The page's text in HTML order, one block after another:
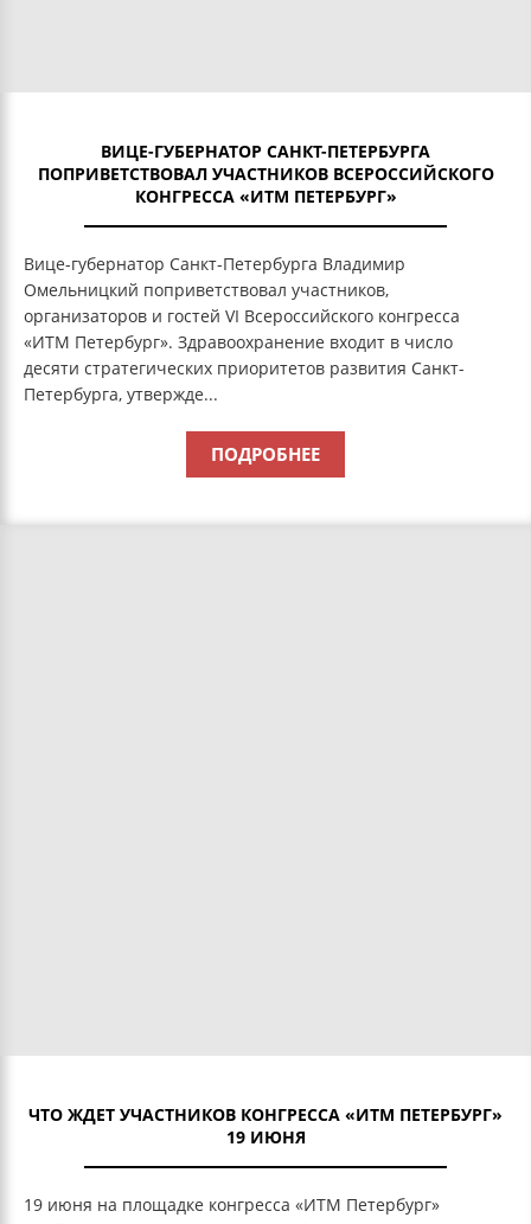
ВИЦЕ-ГУБЕРНАТОР САНКТ-ПЕТЕРБУРГА
ПОПРИВЕТСТВОВАЛ УЧАСТНИКОВ ВСЕРОССИЙСКОГО
КОНГРЕССА «ИТМ ПЕТЕРБУРГ»
Вице-губернатор Санкт-Петербурга Владимир
Омельницкий поприветствовал участников,
организаторов и гостей VI Всероссийского конгресса
«ИТМ Петербург». Здравоохранение входит в число
десяти стратегических приоритетов развития Санкт-
Петербурга, утвержде...
ПОДРОБНЕЕ
ЧТО ЖДЕТ УЧАСТНИКОВ КОНГРЕССА «ИТМ ПЕТЕРБУРГ»
19 ИЮНЯ
19 июня на площадке конгресса «ИТМ Петербург»